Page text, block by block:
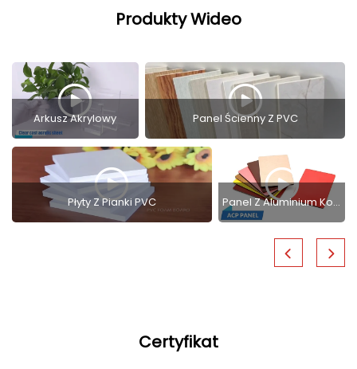
Produkty Wideo
Arkusz Akrylowy Panel Ścienny Z PVC
Płyty Z Pianki PVC Panel Z Aluminium Kompozytowego
Certyfikat